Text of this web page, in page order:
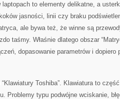
laptopach to elementy delikatne, a
jasności, linii czy braku
ale bywa też, że winne są
taśmy. Właśnie dlatego obszar
dopasowanie parametrów i dopiero
“Klawiatury Toshiba”. Klawiatura to
Problemy typu podwójne wciskanie,